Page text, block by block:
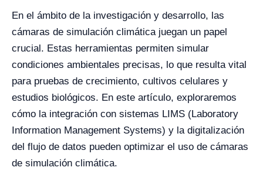
En el ámbito de la investigación y desarrollo, las
cámaras de simulación climática juegan un papel
crucial. Estas herramientas permiten simular
condiciones ambientales precisas, lo que resulta vital
para pruebas de crecimiento, cultivos celulares y
estudios biológicos. En este artículo, exploraremos
cómo la integración con sistemas LIMS (Laboratory
Information Management Systems) y la digitalización
del flujo de datos pueden optimizar el uso de cámaras
de simulación climática.